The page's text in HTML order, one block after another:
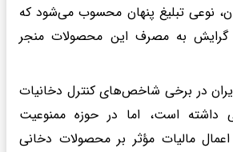
نوعی تبلیغ پنهان محسوب می‌شود که
گرایش به مصرف این محصولات منجر
در برخی شاخص‌های کنترل دخانیات
داشته است، اما در حوزه ممنوعیت
مالیات مؤثر بر محصولات دخانی